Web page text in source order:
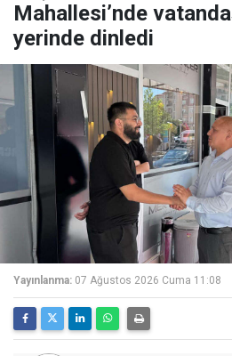
Mahallesi’nde
yerinde dinledi
Yayınlanma: 07 Ağustos 2026 Cuma 11:08